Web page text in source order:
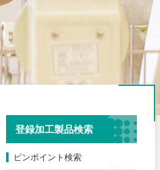
登録加工製品検索
ピンポイント検索